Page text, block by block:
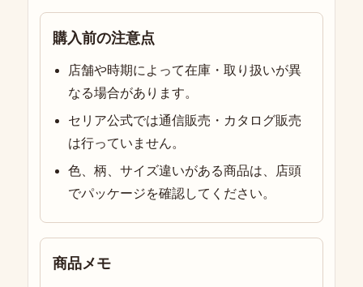
購入前の注意点
店舗や時期によって在庫・取り扱いが異
なる場合があります。
セリア公式では通信販売・カタログ販売
は行っていません。
色、柄、サイズ違いがある商品は、店頭
でパッケージを確認してください。
商品メモ